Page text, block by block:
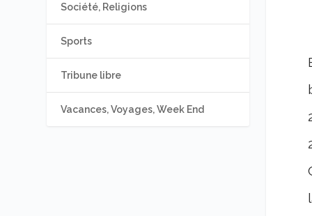
Société, Religions
Sports
Tribune libre
Vacances, Voyages, Week End